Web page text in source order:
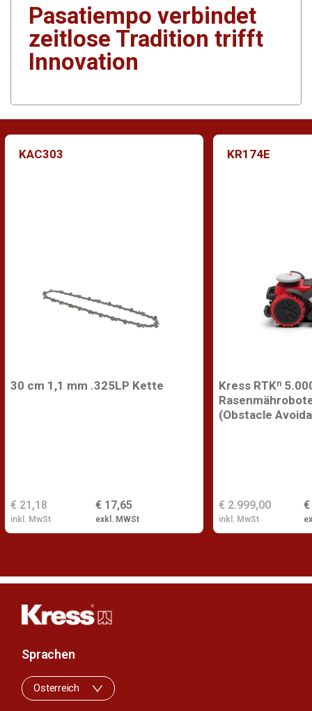
Pasatiempo verbindet
zeitlose Tradition trifft
Innovation
KAC303
30 cm 1,1 mm .325LP Kette
€ 17,65
exkl. MWSt
€ 21,18
inkl. MwSt
KR174E
Kress RTKⁿ
(Obstacle
€
€ 2.999,00
inkl. MwSt
Sprachen
Osterreich